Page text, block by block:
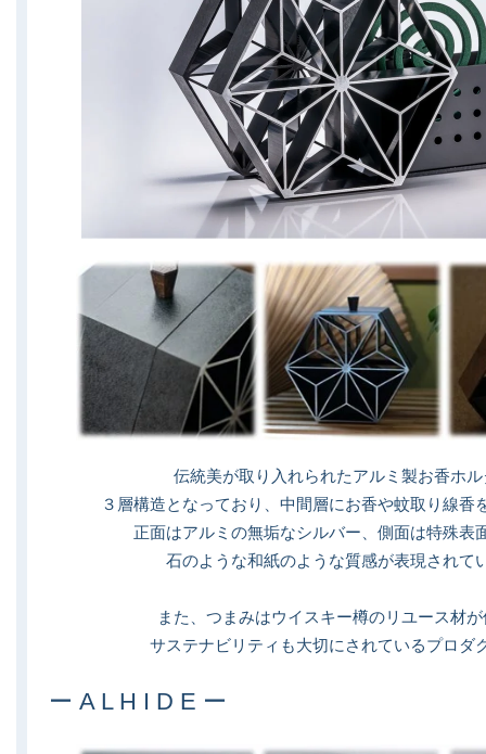
伝統美が取り入れられたアルミ製お香ホ
３層構造となっており、中間層にお香や蚊取り線香
正面はアルミの無垢なシルバー、側面は特殊表
石のような和紙のような質感が表現されて
また、つまみはウイスキー樽のリユース材
サステナビリティも大切にされているプロダ
ー A L H I D E ー